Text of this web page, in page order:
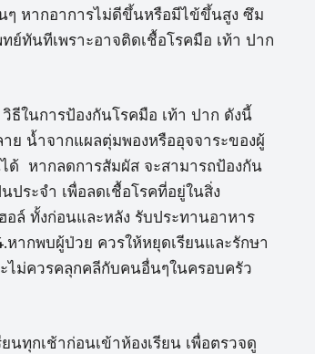
ๆ หากอาการไม่ดีขึ้นหรือมีไข้ขึ้นสูง ซึม
ย์ทันทีเพราะอาจติดเชื้อโรคมือ เท้า ปาก
ในการป้องกันโรคมือ เท้า ปาก ดังนี้
ย น้ำจากแผลตุ่มพองหรืออุจจาระของผู้
ด้ หากลดการสัมผัส จะสามารถป้องกัน
ประจำ เพื่อลดเชื้อโรคที่อยู่ในสิ่ง
ล์ ทั้งก่อนและหลัง รับประทานอาหาร
ากพบผู้ป่วย ควรให้หยุดเรียนและรักษา
ไม่ควรคลุกคลีกับคนอื่นๆในครอบครัว
นทุกเช้าก่อนเข้าห้องเรียน เพื่อตรวจดู